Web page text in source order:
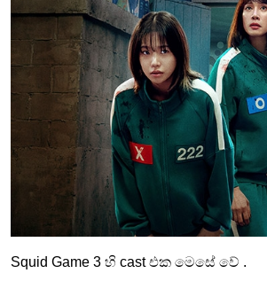
Squid Game 3 හි cast එක මෙසේ වේ .